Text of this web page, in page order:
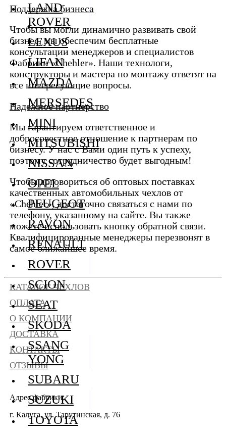
Поддержка бизнеса
Чтобы вы могли динамично развивать свой
бизнес, мы обеспечим бесплатные
консультации менеджеров и специалистов
Фабрики «Chehler». Наши технологи,
конструкторы и мастера по монтажу ответят на
все интересующие вопросы.
Надежное партнерство
Мы гарантируем ответственное и
добросовестное отношение к партнерам по
бизнесу. У нас с Вами один путь к успеху,
поэтому сотрудничество будет выгодным!
Чтобы договориться об оптовых поставках
качественных автомобильных чехлов от
«Chehler», достаточно связаться с нами по
телефону, указанному на сайте. Вы также
можете использовать кнопку обратной связи.
Квалифицированные менеджеры перезвонят в
самое ближайшее время.
КАТАЛОГ ЧЕХЛОВ
ОПЛАТА
О КОМПАНИИ
ДОСТАВКА
КОНТАКТЫ
ОТЗЫВЫ
Адрес фабрики:
г. Калуга, ул. Тарутинская, д. 76
LAND
ROVER
LEXUS
LIFAN
MAZDA
MERSEDES
MINI
MITSUBISHI
NISSAN
OPEL
PEUGEOT
RAVON
RENAULT
ROVER
SCION
SEAT
SKODA
SSANG
YONG
SUBARU
SUZUKI
TOYOTA